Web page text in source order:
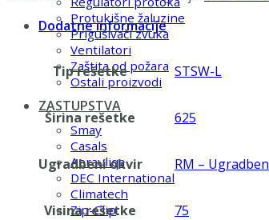
Protukišne žaluzine
Prigušivači zvuka
Ventilatori
Zaštita od požara
Ostali proizvodi
ZASTUPSTVA
Smay
Casals
Aerauliqa
DEC International
Climatech
Zip-Clip
Dodatne informacije
Tip rešetke STSW-L
Širina rešetke 625
Ugradbeni okvir RM –
Visina rešetke 75